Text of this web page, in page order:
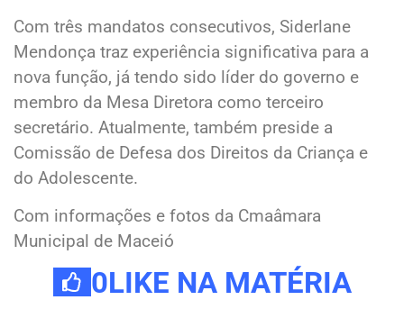
Com três mandatos consecutivos, Siderlane
Mendonça traz experiência significativa para a
nova função, já tendo sido líder do governo e
membro da Mesa Diretora como terceiro
secretário. Atualmente, também preside a
Comissão de Defesa dos Direitos da Criança e
do Adolescente.
Com informações e fotos da Cmaâmara
Municipal de Maceió
0LIKE NA MATÉRIA